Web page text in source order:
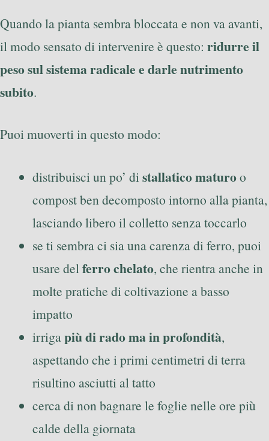
Quando la pianta sembra bloccata e non va avanti,
il modo sensato di intervenire è questo: ridurre il
peso sul sistema radicale e darle nutrimento
subito.
Puoi muoverti in questo modo:
distribuisci un po’ di stallatico maturoo
compost ben decomposto intorno alla pianta,
lasciando libero il colletto senza toccarlo
se ti sembra ci sia una carenza di ferro, puoi
usare del ferro chelato, che rientra anche in
molte pratiche di coltivazione a basso
impatto
irrigapiù di rado ma in profondità,
aspettando che i primi centimetri di terra
risultino asciutti al tatto
cerca di non bagnare le foglie nelle ore più
calde della giornata